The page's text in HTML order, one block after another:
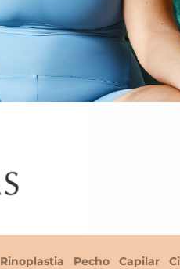
Rinoplastia Pecho Capilar